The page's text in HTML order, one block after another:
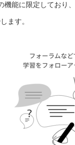
能に限定しており、
ます。